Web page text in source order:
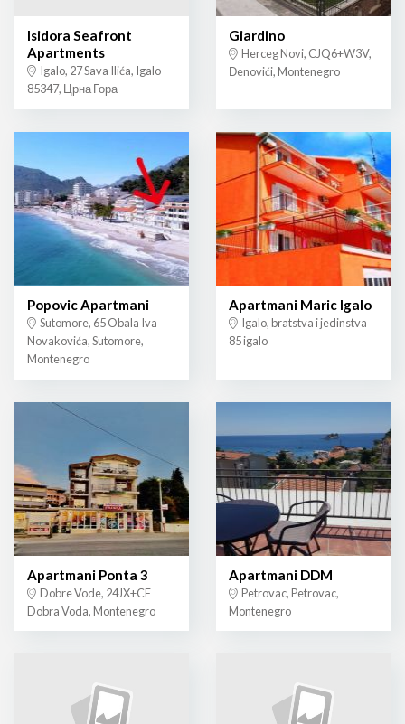
Isidora Seafront
Apartments
Igalo, 27 Sava Ilića, Igalo
85347, Црна Гора
Giardino
Herceg Novi, CJQ6+W3V,
Đenovići, Montenegro
Popovic Apartmani
Sutomore, 65 Obala Iva
Novakovića, Sutomore,
Montenegro
Apartmani Maric Igalo
Igalo, bratstva i jedinstva
85 igalo
Apartmani Ponta 3
Dobre Vode, 24JX+CF
Dobra Voda, Montenegro
Apartmani DDM
Petrovac, Petrovac,
Montenegro